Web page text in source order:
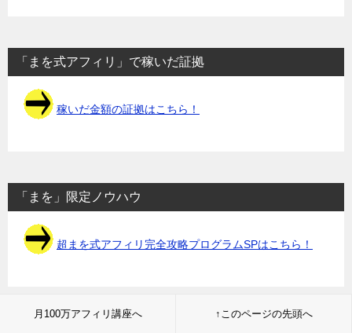
「まを式アフィリ」で稼いだ証拠
稼いだ金額の証拠はこちら！
「まを」限定ノウハウ
超まを式アフィリ完全攻略プログラムSPはこちら！
月100万アフィリ講座へ ↑このページの先頭へ